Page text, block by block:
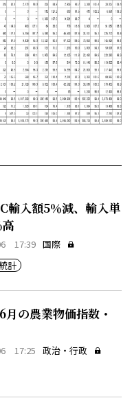
輸入額5％減、輸入単
17:39 国際
計
月の農業物価指数・
17:25 政治・行政